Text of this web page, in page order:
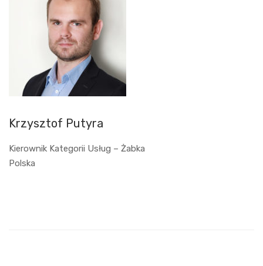
Krzysztof Putyra
Kierownik Kategorii Usług – Żabka
Polska